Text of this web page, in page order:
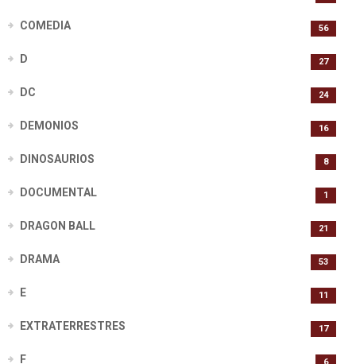
COMEDIA 56
D 27
DC 24
DEMONIOS 16
DINOSAURIOS 8
DOCUMENTAL 1
DRAGON BALL 21
DRAMA 53
E 11
EXTRATERRESTRES 17
F